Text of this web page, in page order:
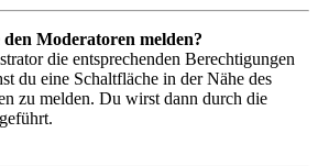
Moderatoren melden?
die entsprechenden Berechtigungen
du eine Schaltfläche in der Nähe des
zu melden. Du wirst dann durch die